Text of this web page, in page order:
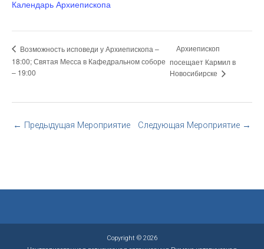
Календарь Архиепископа
Возможность исповеди у Архиепископа –
18:00; Святая Месса в Кафедральном соборе
– 19:00
Архиепископ
посещает Кармил в
Новосибирске
← Предыдущая Мероприятие Следующая Мероприятие →
Copyright © 2026